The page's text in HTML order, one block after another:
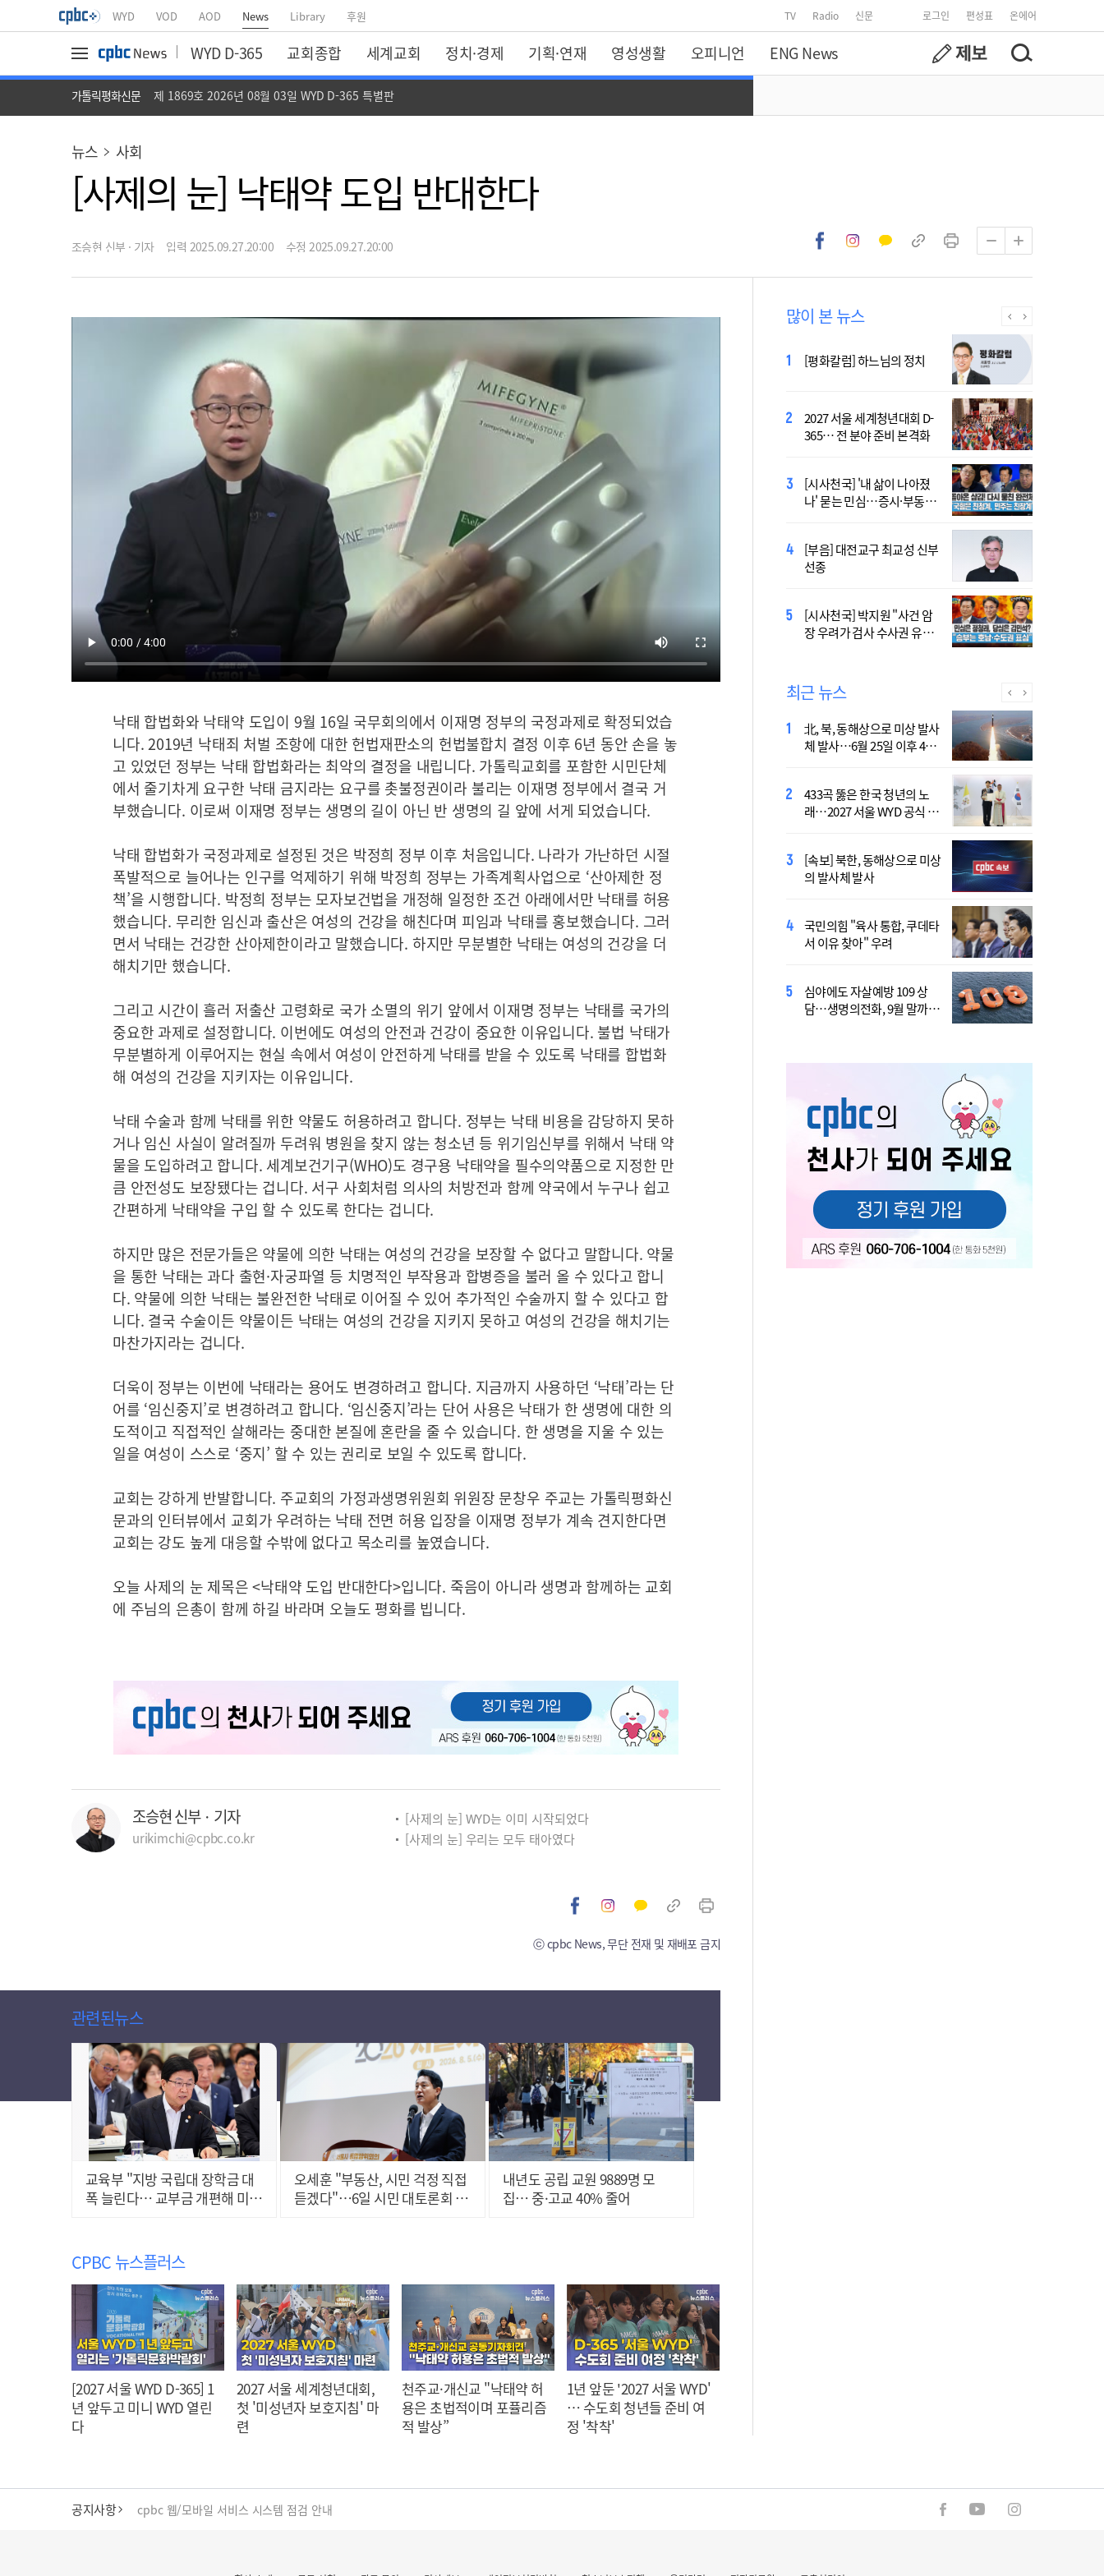
WYD VOD AOD News Library 후원 TV Radio 신문 로그인 편성표 온에어
WYD D-365 교회종합 세계교회 정치·경제 기획·연재 영성생활 오피니언 ENG News
가톨릭평화신문 제 1869호 2026년 08월 03일 WYD D-365 특별판
뉴스 사회
[사제의 눈] 낙태약 도입 반대한다
조승현 신부 · 기자 입력 2025.09.27.20:00 수정 2025.09.27.20:00
낙태 합법화와 낙태약 도입이 9월 16일 국무회의에서 이재명 정부의 국정과제로 확정되었습
니다. 2019년 낙태죄 처벌 조항에 대한 헌법재판소의 헌법불합치 결정 이후 6년 동안 손을 놓
고 있었던 정부는 낙태 합법화라는 최악의 결정을 내립니다. 가톨릭교회를 포함한 시민단체
에서 줄기차게 요구한 낙태 금지라는 요구를 촛불정권이라 불리는 이재명 정부에서 결국 거
부했습니다. 이로써 이재명 정부는 생명의 길이 아닌 반 생명의 길 앞에 서게 되었습니다.
낙태 합법화가 국정과제로 설정된 것은 박정희 정부 이후 처음입니다. 나라가 가난하던 시절
폭발적으로 늘어나는 인구를 억제하기 위해 박정희 정부는 가족계획사업으로 ‘산아제한 정
책’을 시행합니다. 박정희 정부는 모자보건법을 개정해 일정한 조건 아래에서만 낙태를 허용
했습니다. 무리한 임신과 출산은 여성의 건강을 해친다며 피임과 낙태를 홍보했습니다. 그러
면서 낙태는 건강한 산아제한이라고 말했습니다. 하지만 무분별한 낙태는 여성의 건강을 더
해치기만 했습니다.
그리고 시간이 흘러 저출산 고령화로 국가 소멸의 위기 앞에서 이재명 정부는 낙태를 국가의
중요한 과제로 설정합니다. 이번에도 여성의 안전과 건강이 중요한 이유입니다. 불법 낙태가
무분별하게 이루어지는 현실 속에서 여성이 안전하게 낙태를 받을 수 있도록 낙태를 합법화
해 여성의 건강을 지키자는 이유입니다.
낙태 수술과 함께 낙태를 위한 약물도 허용하려고 합니다. 정부는 낙태 비용을 감당하지 못하
거나 임신 사실이 알려질까 두려워 병원을 찾지 않는 청소년 등 위기임신부를 위해서 낙태 약
물을 도입하려고 합니다. 세계보건기구(WHO)도 경구용 낙태약을 필수의약품으로 지정한 만
큼 안전성도 보장됐다는 겁니다. 서구 사회처럼 의사의 처방전과 함께 약국에서 누구나 쉽고
간편하게 낙태약을 구입 할 수 있도록 한다는 겁니다.
하지만 많은 전문가들은 약물에 의한 낙태는 여성의 건강을 보장할 수 없다고 말합니다. 약물
을 통한 낙태는 과다 출현·자궁파열 등 치명적인 부작용과 합병증을 불러 올 수 있다고 합니
다. 약물에 의한 낙태는 불완전한 낙태로 이어질 수 있어 추가적인 수술까지 할 수 있다고 합
니다. 결국 수술이든 약물이든 낙태는 여성의 건강을 지키지 못하고 여성의 건강을 해치기는
마찬가지라는 겁니다.
더욱이 정부는 이번에 낙태라는 용어도 변경하려고 합니다. 지금까지 사용하던 ‘낙태’라는 단
어를 ‘임신중지’로 변경하려고 합니다. ‘임신중지’라는 단어 사용은 낙태가 한 생명에 대한 의
도적이고 직접적인 살해라는 중대한 본질에 혼란을 줄 수 있습니다. 한 생명을 지울 수 있는
일을 여성이 스스로 ‘중지’ 할 수 있는 권리로 보일 수 있도록 합니다.
교회는 강하게 반발합니다. 주교회의 가정과생명위원회 위원장 문창우 주교는 가톨릭평화신
문과의 인터뷰에서 교회가 우려하는 낙태 전면 허용 입장을 이재명 정부가 계속 견지한다면
교회는 강도 높게 대응할 수밖에 없다고 목소리를 높였습니다.
오늘 사제의 눈 제목은 <낙태약 도입 반대한다>입니다. 죽음이 아니라 생명과 함께하는 교회
에 주님의 은총이 함께 하길 바라며 오늘도 평화를 빕니다.
조승현 신부 · 기자
urikimchi@cpbc.co.kr
[사제의 눈] WYD는 이미 시작되었다
[사제의 눈] 우리는 모두 태아였다
ⓒ cpbc News, 무단 전재 및 재배포 금지
관련된뉴스
교육부 "지방 국립대 장학금 대
폭 늘린다… 교부금 개편해 미래
오세훈 "부동산, 시민 걱정 직접
듣겠다"…6일 시민 대토론회 개
내년도 공립 교원 9889명 모
집… 중·고교 40% 줄어
CPBC 뉴스플러스
[2027 서울 WYD D-365] 1
년 앞두고 미니 WYD 열린
다
2027 서울 세계청년대회,
첫 '미성년자 보호지침' 마
련
천주교·개신교 "낙태약 허
용은 초법적이며 포퓰리즘
적 발상”
1년 앞둔 '2027 서울 WYD'
… 수도회 청년들 준비 여
정 '착착'
많이 본 뉴스
[평화칼럼] 하느님의 정치
2027 서울 세계청년대회 D-
365… 전 분야 준비 본격화
[시사천국] '내 삶이 나아졌
나' 묻는 민심…증시·부동산
[부음] 대전교구 최교성 신부
선종
[시사천국] 박지원 "사건 암
장 우려가 검사 수사권 유지
[시사천국] 알고 싶지 않은 폭
염의 진실…올해가 가장 시
[시사천국] 서미화 "시각장애
여성 첫 최고위 도전…사회
2027 서울 WYD 공식 주제가
오늘 공개…한국인 곡 선정
[시사천국] 홍춘욱 "단일종목 레버리지 ETF는
없애는 게 맞다"
제가 공개…희망의 선율 울
린다
최근 뉴스
北, 북, 동해상으로 미상 발사
체 발사…6월 25일 이후 42
433곡 뚫은 한국 청년의 노
래…2027 서울 WYD 공식 주
[속보] 북한, 동해상으로 미상
의 발사체 발사
국민의힘 "육사 통합, 쿠데타
서 이유 찾아" 우려
심야에도 자살예방 109 상
담…생명의전화, 9월 말까지
장기요양 재가 노인 10명 중
7명 "아파도 살던 집에서 살
산티아고 순례길에 울려 퍼진
“2027년 서울에서 만나요!”
李 "폭염·가뭄에 행정력 총
동원…전방위 대응체계 가
靑, 김용범 책임론에 "지금은
대책 챙기는 게 더 중요"
국가보훈부, 미국서 첫 국제
보훈컨퍼런스 연다
공지사항
cpbc 웹/모바일 서비스 시스템 점검 안내